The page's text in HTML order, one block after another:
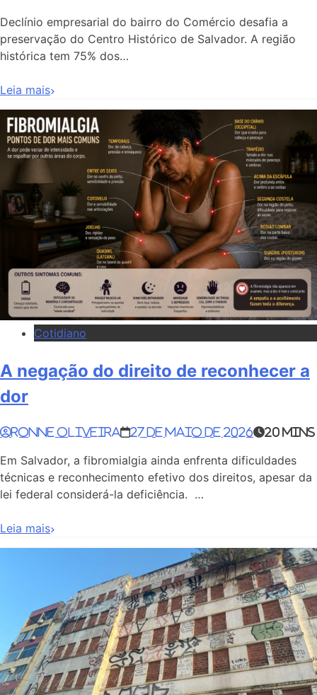
Declínio empresarial do bairro do Comércio desafia a
preservação do Centro Histórico de Salvador. A região
histórica tem 75% dos…
Leia mais
Cotidiano
A negação do direito de reconhecer a
dor
Ronne Oliveira 27 de maio de 2026 20 mins
Em Salvador, a fibromialgia ainda enfrenta dificuldades
técnicas e reconhecimento efetivo dos direitos, apesar da
lei federal considerá-la deficiência. …
Leia mais